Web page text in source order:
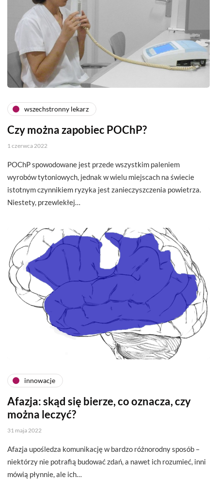
wszechstronny lekarz
Czy można zapobiec POChP?
1 czerwca 2022
POChP spowodowane jest przede wszystkim paleniem
wyrobów tytoniowych, jednak w wielu miejscach na świecie
istotnym czynnikiem ryzyka jest zanieczyszczenia powietrza.
Niestety, przewlekłej…
innowacje
Afazja: skąd się bierze, co oznacza, czy
można leczyć?
31 maja 2022
Afazja upośledza komunikację w bardzo różnorodny sposób –
niektórzy nie potrafią budować zdań, a nawet ich rozumieć, inni
mówią płynnie, ale ich…